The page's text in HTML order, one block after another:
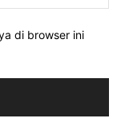
di browser ini